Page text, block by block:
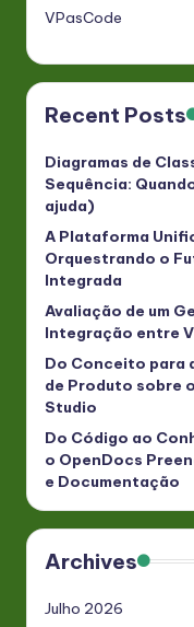
VPasCode
Recent Posts
Diagramas de
Sequência:
ajuda)
A Plataforma
Orquestrando o
Integrada
Avaliação de um
Integração entre
Do Conceito para
de Produto sobre
Studio
Do Código ao
o OpenDocs
e Documentação
Archives
Julho 2026